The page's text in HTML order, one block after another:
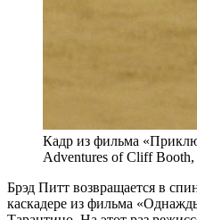
Кадр из фильма
Adventures of Cliff
Брэд Питт возвращается в
каскадере из фильма